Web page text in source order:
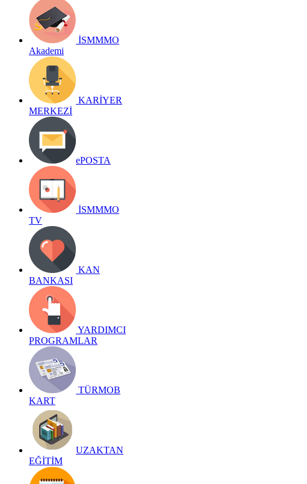
İSMMMO
Akademi
KARİYER
MERKEZİ
ePOSTA
İSMMMO
TV
KAN
BANKASI
YARDIMCI
PROGRAMLAR
TÜRMOB
KART
UZAKTAN
EĞİTİM